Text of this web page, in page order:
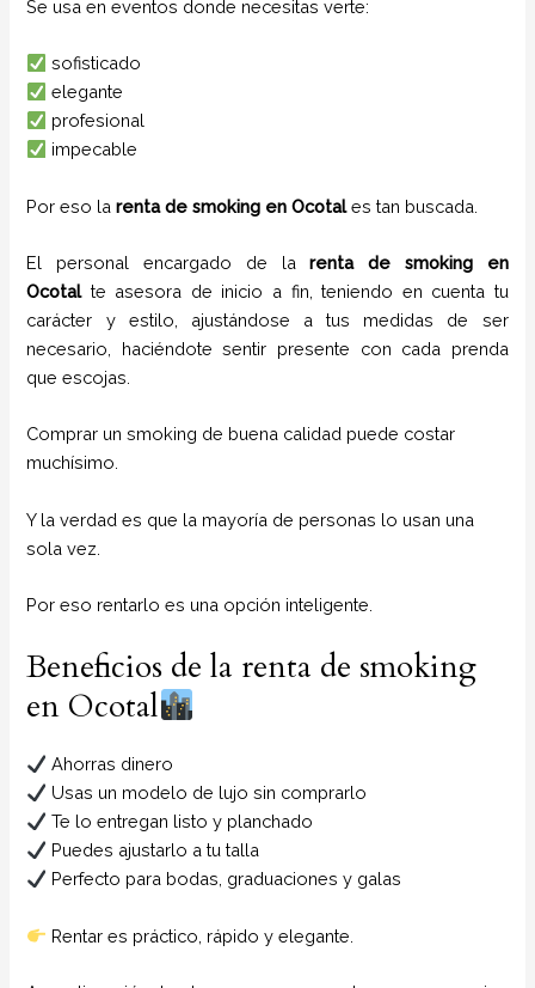
Se usa en eventos donde necesitas verte:
sofisticado
elegante
profesional
impecable
Por eso larenta de smoking en Ocotales tan buscada.
El personal encargado de la renta de smoking
en
Ocotalte asesora de inicio a fin, teniendo en cuenta tu
carácter y estilo, ajustándose a tus medidas de ser
necesario, haciéndote sentir presente con cada prenda
que escojas.
Comprar un smoking de buena calidad puede costar
muchísimo.
Y la verdad es que la mayoría de personas lo usan una
sola vez.
Por eso rentarlo es una opción inteligente.
Beneficios de la renta de smoking
en Ocotal
Ahorras dinero
Usas un modelo de lujo sin comprarlo
Te lo entregan listo y planchado
Puedes ajustarlo a tu talla
Perfecto para bodas, graduaciones y galas
Rentar es práctico, rápido y elegante.